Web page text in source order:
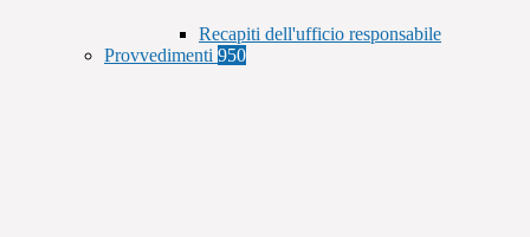
Recapiti dell'ufficio responsabile
Provvedimenti 950